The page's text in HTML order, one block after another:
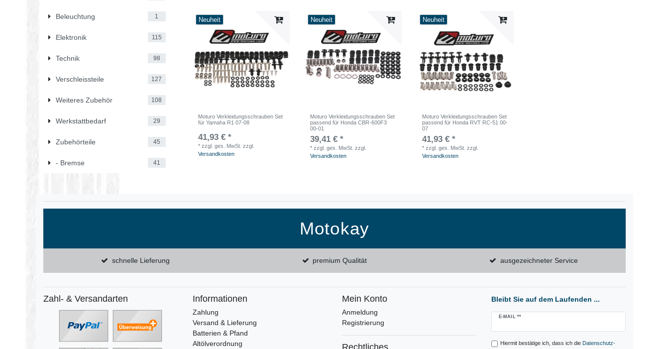
Beleuchtung 1
Elektronik 115
Technik 98
Verschleissteile 127
Weiteres Zubehör 108
Werkstattbedarf 29
Zubehörteile 45
- Bremse 41
Neuheit
Moturo Verkleidungsschrauben Set
für Yamaha R1 07-08
41,93 € *
*zzgl. ges. MwSt. zzgl.
Versandkosten
Neuheit
Moturo Verkleidungsschrauben Set
passend für Honda CBR-600F3
00-01
39,41 € *
*zzgl. ges. MwSt. zzgl.
Versandkosten
Neuheit
Moturo Verkleidungsschrauben Set
passend für Honda RVT RC-51 00-
07
41,93 € *
*zzgl. ges. MwSt. zzgl.
Versandkosten
Motokay
schnelle Lieferung premium Qualität ausgezeichneter Service
Zahl- & Versandarten Informationen
Zahlung
Versand & Lieferung
Batterien & Pfand
Altölverordnung
Mein Konto
Anmeldung
Registrierung
Rechtliches
Bleibt Sie auf dem Laufenden ...
E-MAIL **
Newsletter
Hiermit bestätige ich, dass ich die Daten­schutz­